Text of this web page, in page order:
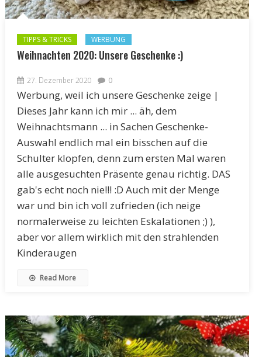
TIPPS & TRICKS WERBUNG
Weihnachten 2020: Unsere Geschenke :)
27. Dezember 2020 0
Werbung, weil ich unsere Geschenke zeige |
Dieses Jahr kann ich mir ... äh, dem
Weihnachtsmann ... in Sachen Geschenke-
Auswahl endlich mal ein bisschen auf die
Schulter klopfen, denn zum ersten Mal waren
alle ausgesuchten Präsente genau richtig. DAS
gab's echt noch nie!!! :D Auch mit der Menge
war und bin ich voll zufrieden (ich neige
normalerweise zu leichten Eskalationen ;) ),
aber vor allem wirklich mit den strahlenden
Kinderaugen
Read More